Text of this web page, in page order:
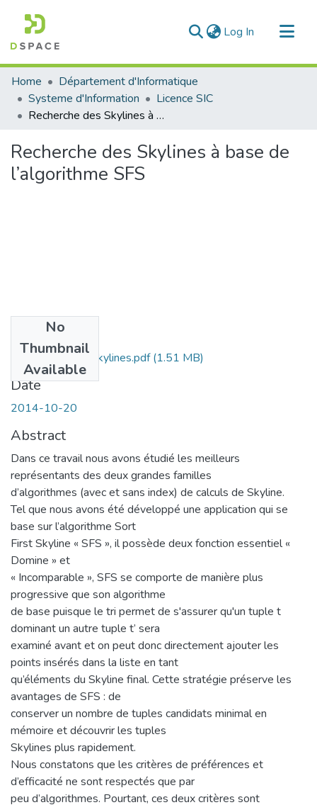
Log In (current)
Communities & Collections
All of DSpace
Statistics
Home
Département d'Informatique
Systeme d'Information
Licence SIC
Recherche des Skylines à base de l’algorithme SFS
Recherche des Skylines à base de
l’algorithme SFS
No
Thumbnail
Available
Recherche-des-Skylines.pdf(1.51 MB)
Date
2014-10-20
Abstract
Dans ce travail nous avons étudié les meilleurs
représentants des deux grandes familles
d’algorithmes (avec et sans index) de calculs de Skyline.
Tel que nous avons été développé une application qui se
base sur l’algorithme Sort
First Skyline « SFS », il possède deux fonction essentiel «
Domine » et
« Incomparable », SFS se comporte de manière plus
progressive que son algorithme
de base puisque le tri permet de s'assurer qu'un tuple t
dominant un autre tuple t’ sera
examiné avant et on peut donc directement ajouter les
points insérés dans la liste en tant
qu’éléments du Skyline final. Cette stratégie préserve les
avantages de SFS : de
conserver un nombre de tuples candidats minimal en
mémoire et découvrir les tuples
Skylines plus rapidement.
Nous constatons que les critères de préférences et
d’efficacité ne sont respectés que par
peu d’algorithmes. Pourtant, ces deux critères sont